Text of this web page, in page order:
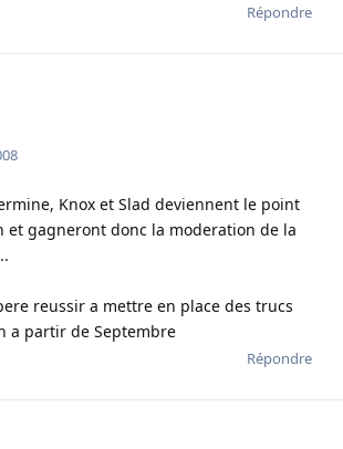
Répondre
Knox et Slad deviennent le point
et gagneront donc la moderation de la
reussir a mettre en place des trucs
a partir de Septembre
Répondre